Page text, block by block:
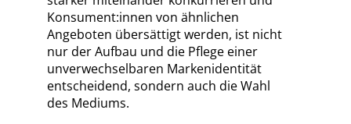
Konsument:innen von ähnlichen
Angeboten übersättigt werden, ist nicht
nur der Aufbau und die Pflege einer
unverwechselbaren Markenidentität
entscheidend, sondern auch die Wahl
des Mediums.